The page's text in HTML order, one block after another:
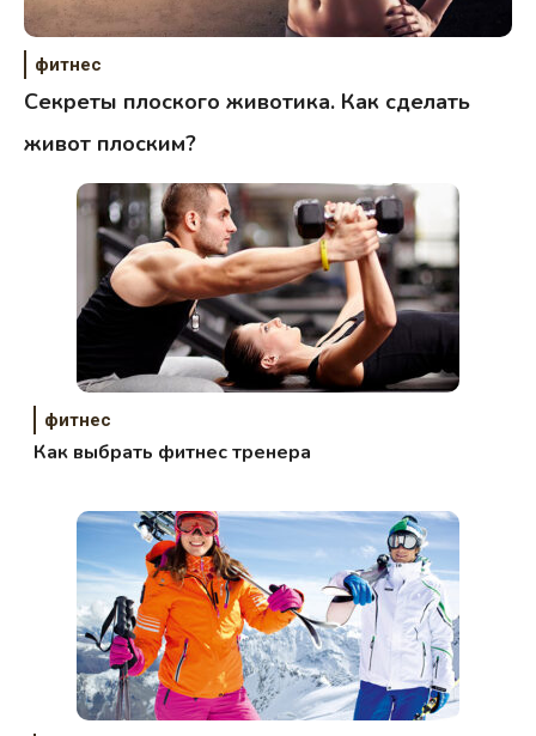
фитнес
Секреты плоского животика. Как сделать
живот плоским?
фитнес
Как выбрать фитнес тренера